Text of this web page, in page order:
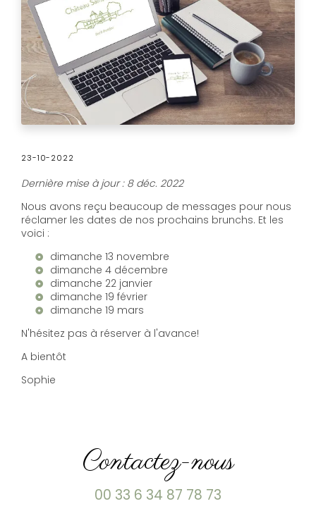
23-10-2022
Dernière mise à jour : 8 déc. 2022
Nous avons reçu beaucoup de messages pour nous
réclamer les dates de nos prochains brunchs. Et les
voici :
dimanche 13 novembre
dimanche 4 décembre
dimanche 22 janvier
dimanche 19 février
dimanche 19 mars
N'hésitez pas à réserver à l'avance!
A bientôt
Sophie
Contactez-nous
00 33 6 34 87 78 73